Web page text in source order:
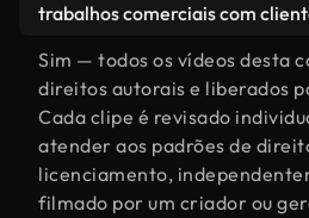
trabalhos comerciais com
Sim — todos os vídeos desta
direitos autorais e liberados
Cada clipe é revisado
atender aos padrões de
licenciamento,
filmado por um criador ou